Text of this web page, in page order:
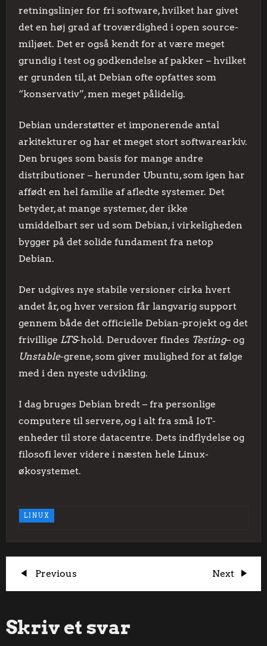
retningslinjer for fri software, hvilket har givet
det en høj grad af troværdighed i open source-
miljøet. Det er også kendt for at være meget
grundig i test og godkendelse af pakker – hvilket
er grunden til, at Debian ofte opfattes som
“konservativ”, men meget pålidelig.
Debian understøtter et imponerende antal
arkitekturer og har et meget stort softwarearkiv.
Den bruges som basis for mange andre
distributioner – herunder Ubuntu, som igen har
affødt en hel familie af afledte systemer. Det
betyder, at mange systemer, der ikke
umiddelbart ser ud som Debian, i virkeligheden
bygger på det solide fundament fra netop
Debian.
Der udgives nye stabile versioner cirka hvert
andet år, og hver version får langvarig support
gennem både det officielle Debian-projekt og det
frivillige LTS-hold. Derudover findes Testing– og
Unstable-grene, som giver mulighed for at følge
med i den nyeste udvikling.
I dag bruges Debian bredt – fra personlige
computere til servere, og i alt fra små IoT-
enheder til store datacentre. Dets indflydelse og
filosofi lever videre i næsten hele Linux-
økosystemet.
LINUX
I
d
Previous
Post
Previous
Next
Post
Next
Skriv et svar